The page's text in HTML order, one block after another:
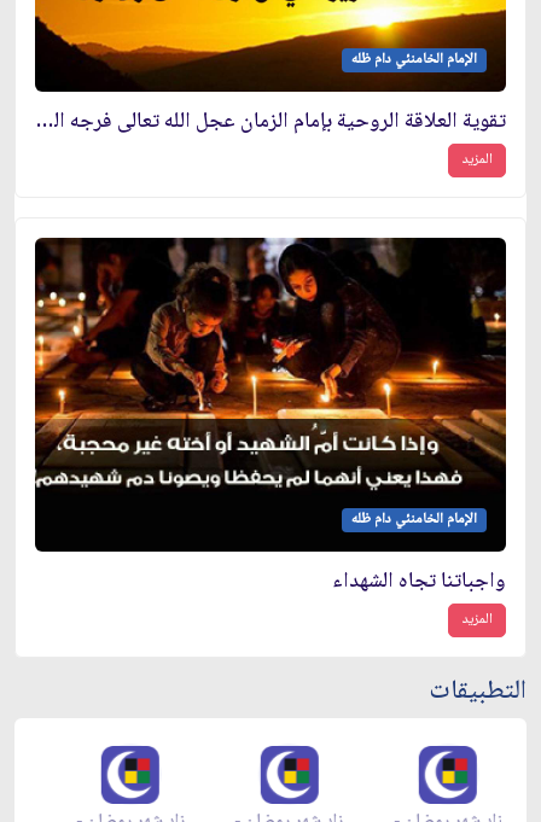
الإمام الخامنئي دام ظله
تقوية العلاقة الروحية بإمام الزمان عجل الله تعالى فرجه الشريف
المزيد
الإمام الخامنئي دام ظله
واجباتنا تجاه الشهداء
المزيد
التطبيقات